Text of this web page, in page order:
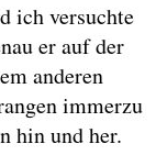
ich versuchte
er auf der
anderen
immerzu
hin und her.